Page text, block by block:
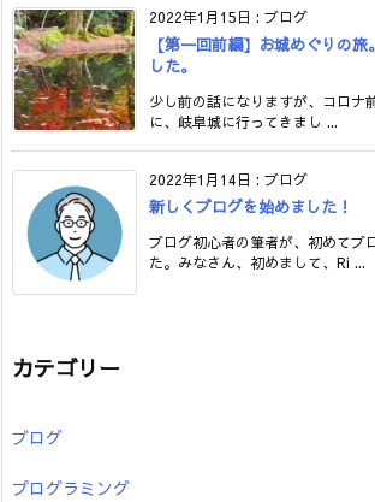
2022年1月15日 : ブログ
【第一回前編】お城めぐりの
した。
少し前の話になりますが、コロナ
に、岐阜城に行ってきまし ...
2022年1月14日 : ブログ
新しくブログを始めました！
ブログ初心者の筆者が、初めてブ
た。みなさん、初めまして、Ri ...
カテゴリー
ブログ
プログラミング